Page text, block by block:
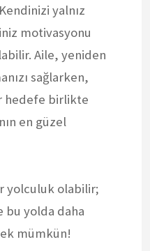
yalnız
motivasyonu
Aile, yeniden
sağlarken,
hedefe birlikte
en güzel
yolculuk olabilir;
bu yolda daha
mümkün!